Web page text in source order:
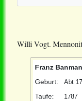
Willi Vogt.
Franz Banman
Geburt: Abt
Taufe: 1787